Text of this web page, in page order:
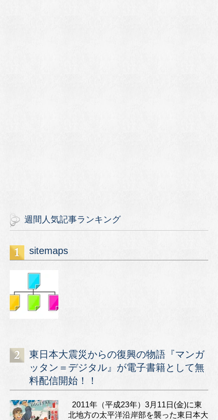
週間人気記事ランキング
sitemaps
東日本大震災からの復興の物語『マンガ
ッタン＝デジタル』が電子書籍として無
料配信開始！！
2011年（平成23年）3月11日(金)に東
北地方の太平洋沿岸部を襲った東日本大